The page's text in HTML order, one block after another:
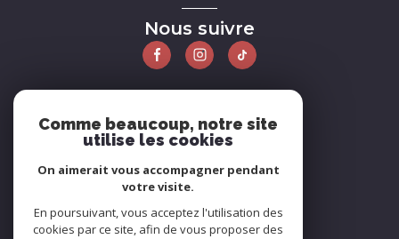
Nous suivre
ADHÉRENTS
Comme beaucoup, notre site
utilise les cookies
On aimerait vous accompagner pendant
votre visite.
En poursuivant, vous acceptez l'utilisation des
cookies par ce site, afin de vous proposer des